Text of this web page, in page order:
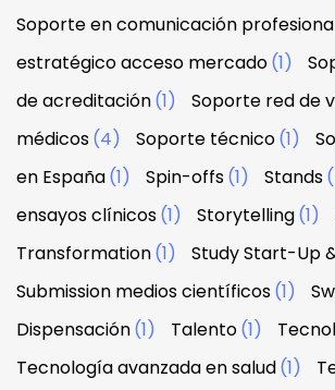
Soporte en comunicación
estratégico acceso mercado(1)
de acreditación(1)
Soporte red de
médicos(4) Soporte técnico(1)
en España(1) Spin-offs(1) Stands
ensayos clínicos(1) Storytelling(1)
Transformation(1) Study Start-Up
Submission medios científicos(1)
Dispensación(1) Talento(1)
Tecnología avanzada en salud(1)